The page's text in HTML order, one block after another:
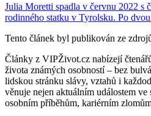
Julia Moretti spadla v červnu 2022 s
rodinného statku v Tyrolsku. Po
Tento článek byl publikován ze
Články z VIPŽivot.cz nabízejí
života známých osobností – bez
lidskou stránku slávy, vztahů i
věnuje nejen aktuálním událostem
osobním příběhům, kariérním